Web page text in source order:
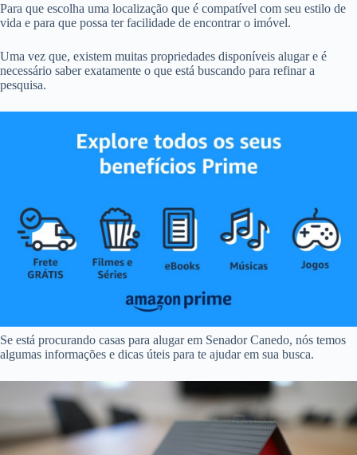
Para que escolha uma localização que é compatível com seu estilo de
vida e para que possa ter facilidade de encontrar o imóvel.
Uma vez que, existem muitas propriedades disponíveis alugar e é
necessário saber exatamente o que está buscando para refinar a
pesquisa.
Se está procurando casas para alugar em Senador Canedo, nós temos
algumas informações e dicas úteis para te ajudar em sua busca.